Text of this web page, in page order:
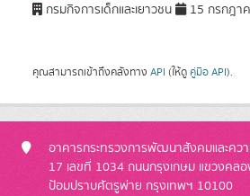
กรมกิจการเด็กและเยาวชน 15 กรกฎา
คุณสามารถเข้าถึงคลังทาง API (ให้ดู คู่มือ API).
อาคารกระทรวงการพัฒนาสังคมและค
17 เลขที่ 1034 ถนนกรุงเกษม แขวงคล
ป้อมปราบศัตรูพ่าย กรุงเทพฯ 10100